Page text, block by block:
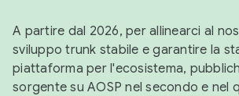
A partire dal 2026, per allinearci al
sviluppo trunk stabile e garantire la
piattaforma per l'ecosistema,
sorgente su AOSP nel secondo e nel